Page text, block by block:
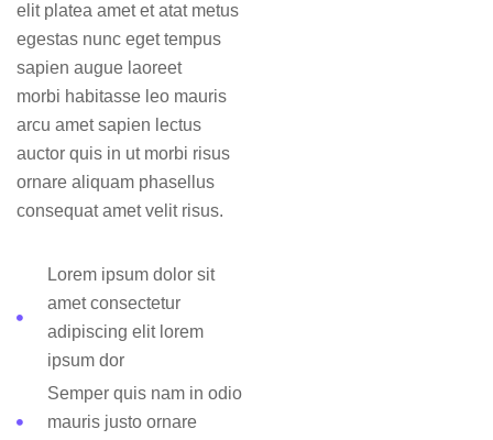
elit platea amet et atat metus
egestas nunc eget tempus
sapien augue laoreet
morbi habitasse leo mauris
arcu amet sapien lectus
auctor quis in ut morbi risus
ornare aliquam phasellus
consequat amet velit risus.
Lorem ipsum dolor sit
amet consectetur
adipiscing elit lorem
ipsum dor
Semper quis nam in odio
mauris justo ornare